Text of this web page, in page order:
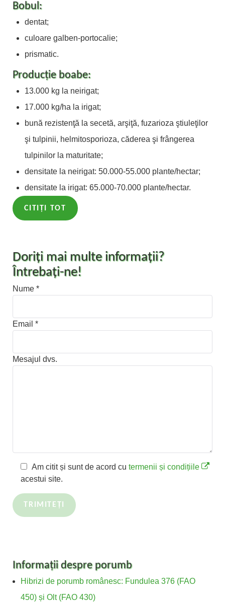
Bobul:
dentat;
culoare galben-portocalie;
prismatic.
Producție boabe:
13.000 kg la neirigat;
17.000 kg/ha la irigat;
bună rezistenţă la secetă, arşiţă, fuzarioza ştiuleţilor
şi tulpinii, helmitosporioza, căderea şi frângerea
tulpinilor la maturitate;
densitate la neirigat: 50.000-55.000 plante/hectar;
densitate la irigat: 65.000-70.000 plante/hectar.
CITIȚI TOT
Doriţi mai multe informații?
Întrebaţi-ne!
Nume *
Email *
Mesajul dvs.
Am citit și sunt de acord cu termenii și condițiile
acestui site.
Informații despre porumb
Hibrizi de porumb românesc: Fundulea 376 (FAO
450) și Olt (FAO 430)